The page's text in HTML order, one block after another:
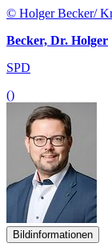
© Holger Becker/
Becker, Dr. Holger
SPD
()
Bildinformationen